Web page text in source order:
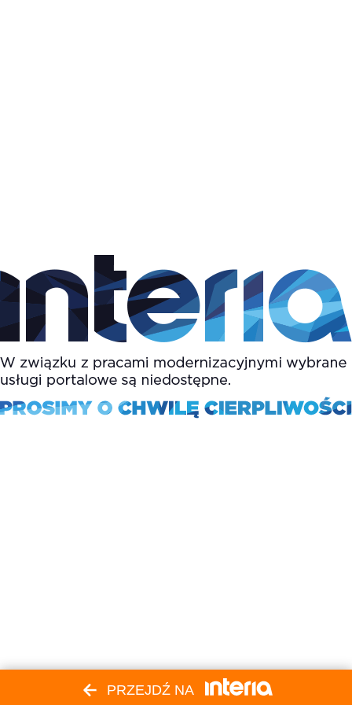
PRZEJDŹ NA